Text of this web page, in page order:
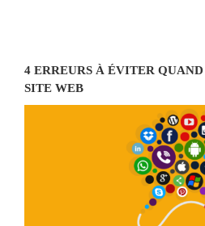
4 ERREURS À ÉVITER
SITE WEB